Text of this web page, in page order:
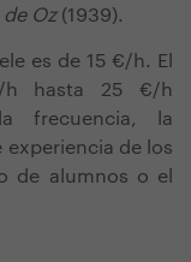
de Oz(1939).
es de 15 €/h. El
h hasta 25 €/h
frecuencia, la
experiencia de los
de alumnos o el